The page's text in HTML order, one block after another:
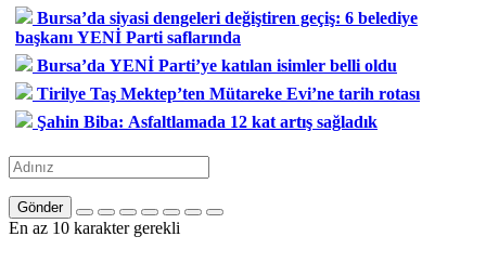
Bursa’da siyasi dengeleri değiştiren geçiş: 6 belediye
başkanı YENİ Parti saflarında
Bursa’da YENİ Parti’ye katılan isimler belli oldu
Tirilye Taş Mektep’ten Mütareke Evi’ne tarih rotası
Şahin Biba: Asfaltlamada 12 kat artış sağladık
Gönder
En az 10 karakter gerekli